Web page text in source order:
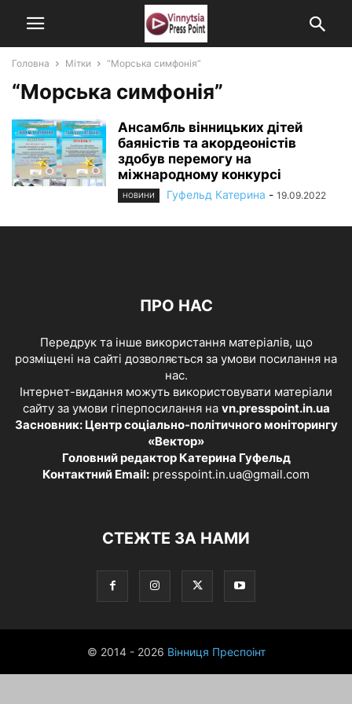
Головна Мітки “Морська симфонія”
“Морська симфонія”
Ансамбль вінницьких дітей
баяністів та акордеоністів
здобув перемогу на
міжнародному конкурсі
НОВИНИ Гуфельд Катерина - 19.09.2022
ПРО НАС
Передрук та інше використання матеріалів, що
розміщені на сайті дозволяється за умови посилання на
нас.
Інтернет-видання можуть використовувати матеріали
сайту за умови гіперпосилання на vn.presspoint.in.ua
Засновник: Центр соціально-політичного моніторингу
«Вектор»
Головний редактор Катерина Гуфельд
Контактний Email: presspoint.in.ua@gmail.com
СТЕЖТЕ ЗА НАМИ
© 2014 - 2026 Вінниця Преспоінт